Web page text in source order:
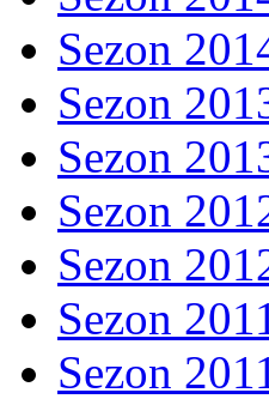
Sezon
Sezon
Sezon
Sezon
Sezon
Sezon
Sezon